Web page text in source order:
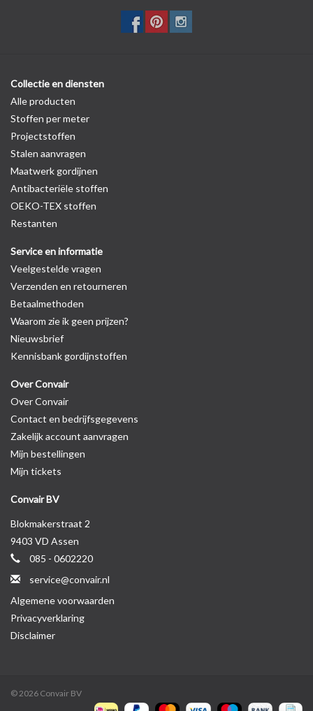
Collectie en diensten
Alle producten
Stoffen per meter
Projectstoffen
Stalen aanvragen
Maatwerk gordijnen
Antibacteriële stoffen
OEKO-TEX stoffen
Restanten
Service en informatie
Veelgestelde vragen
Verzenden en retourneren
Betaalmethoden
Waarom zie ik geen prijzen?
Nieuwsbrief
Kennisbank gordijnstoffen
Over Convair
Over Convair
Contact en bedrijfsgegevens
Zakelijk account aanvragen
Mijn bestellingen
Mijn tickets
Convair BV
Blokmakerstraat 2
9403 VD Assen
085 - 0602220
service@convair.nl
Algemene voorwaarden
Privacyverklaring
Disclaimer
© 2026 Convair BV